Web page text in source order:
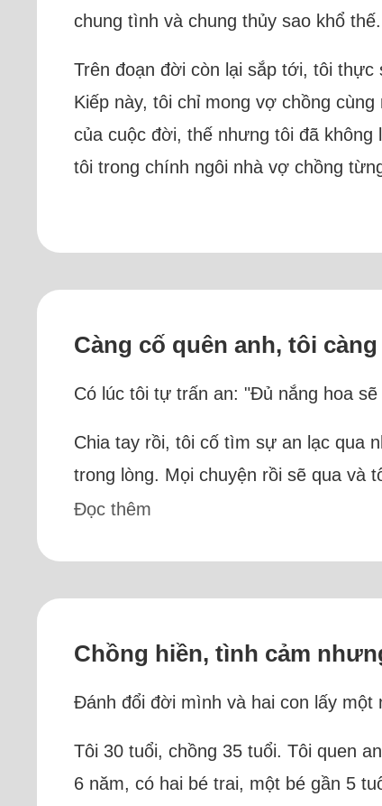
chung tình và chung thủy sao khổ thế.
Trên đoạn đời còn lại sắp tới, tôi
Kiếp này, tôi chỉ mong vợ chồng
của cuộc đời, thế nhưng tôi đã không
tôi trong chính ngôi nhà vợ chồng
Càng cố quên anh, tôi
Có lúc tôi tự trấn an: "Đủ nắng hoa
Chia tay rồi, tôi cố tìm sự an lạc qua
trong lòng. Mọi chuyện rồi sẽ qua và
Đọc thêm
Chồng hiền, tình cảm
Đánh đổi đời mình và hai con lấy
Tôi 30 tuổi, chồng 35 tuổi. Tôi quen
6 năm, có hai bé trai, một bé gần 5